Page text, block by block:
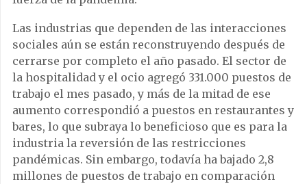
Las industrias que dependen de las interacciones
sociales aún se están reconstruyendo después de
cerrarse por completo el año pasado. El sector de
la hospitalidad y el ocio agregó 331.000 puestos de
trabajo el mes pasado, y más de la mitad de ese
aumento correspondió a puestos en restaurantes y
bares, lo que subraya lo beneficioso que es para la
industria la reversión de las restricciones
pandémicas. Sin embargo, todavía ha bajado 2,8
millones de puestos de trabajo en comparación